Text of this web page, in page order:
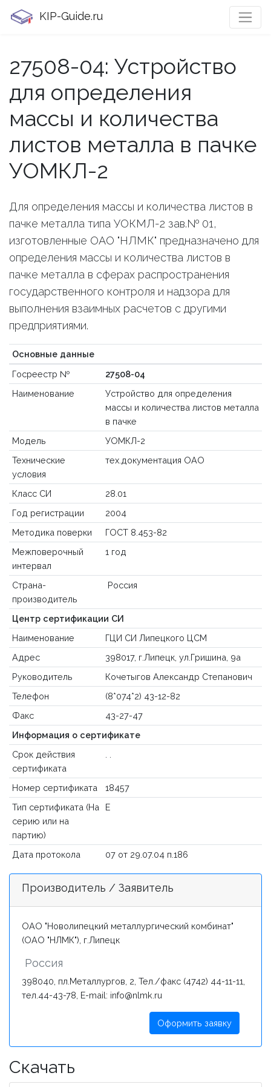
KIP-Guide.ru
27508-04: Устройство
для определения
массы и количества
листов металла в пачке
УОМКЛ-2
Для определения массы и количества листов в
пачке металла типа УОКМЛ-2 зав.№ 01,
изготовленные ОАО "НЛМК" предназначено для
определения массы и количества листов в
пачке металла в сферах распространения
государственного контроля и надзора для
выполнения взаимных расчетов с другими
предприятиями.
Основные данные
Госреестр №
27508-04
Наименование
Устройство для определения
массы и количества листов металла
в пачке
Модель
УОМКЛ-2
Технические
условия
тех.документация ОАО
Класс СИ
28.01
Год регистрации
2004
Методика поверки
ГОСТ 8.453-82
Межповерочный
интервал
1 год
Страна-
производитель
Россия
Центр сертификации СИ
Наименование
ГЦИ СИ Липецкого ЦСМ
Адрес
398017, г.Липецк, ул.Гришина, 9а
Руководитель
Кочетыгов Александр Степанович
Телефон
(8*074*2) 43-12-82
Факс
43-27-47
Информация о сертификате
Срок действия
сертификата
Номер сертификата
18457
Тип сертификата (На
серию или на
партию)
Е
Дата протокола 07 от 29.07.04 п.186
Производитель / Заявитель
ОАО "Новолипецкий металлургический комбинат"
(ОАО "НЛМК"), г.Липецк
Россия
398040, пл.Металлургов, 2, Тел./факс (4742) 44-11-11,
тел.44-43-78, E-mail: info@nlmk.ru
Оформить заявку
Скачать